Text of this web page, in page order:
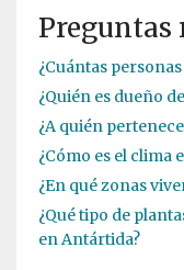
Preguntas
¿Cuántas
¿Quién es dueño
¿A quién
¿Cómo es el clima
¿En qué zonas
¿Qué tipo de
en Antártida?